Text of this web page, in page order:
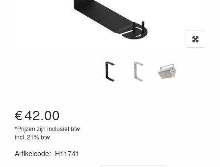
€42.00
*Prijzen zijn inclusief btw
incl. 21% btw
Artikelcode: H11741